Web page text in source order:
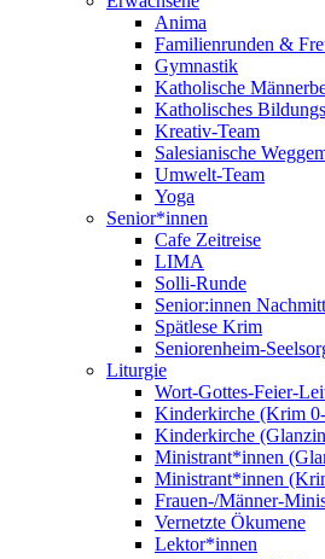
Anima
Familienrunden &
Gymnastik
Katholische
Katholisches
Kreativ-Team
Salesianische
Umwelt-Team
Yoga
Senior*innen
Cafe Zeitreise
LIMA
Solli-Runde
Senior:innen
Spätlese Krim
Seniorenheim-
Liturgie
Wort-Gottes-Feier-
Kinderkirche (Krim
Kinderkirche
Ministrant*innen
Ministrant*innen
Frauen-/Männer-
Vernetzte Ökumene
Lektor*innen